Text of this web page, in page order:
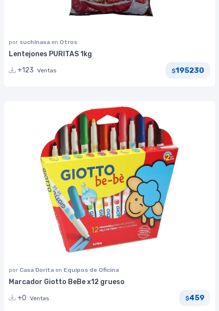
por suchinasa en Otros
Lentejones PURITAS 1kg
+123 Ventas $195230
por Casa Dorita en Equipos de Oficina
Marcador Giotto BeBe x12 grueso
+0 Ventas $459